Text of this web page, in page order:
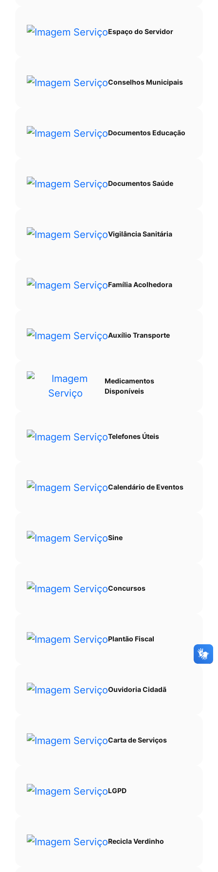
Espaço do Servidor
Conselhos Municipais
Documentos Educação
Documentos Saúde
Vigilância Sanitária
Família Acolhedora
Auxílio Transporte
Medicamentos
Disponíveis
Telefones Úteis
Calendário de Eventos
Sine
Concursos
Plantão Fiscal
Ouvidoria Cidadã
Carta de Serviços
LGPD
Recicla Verdinho